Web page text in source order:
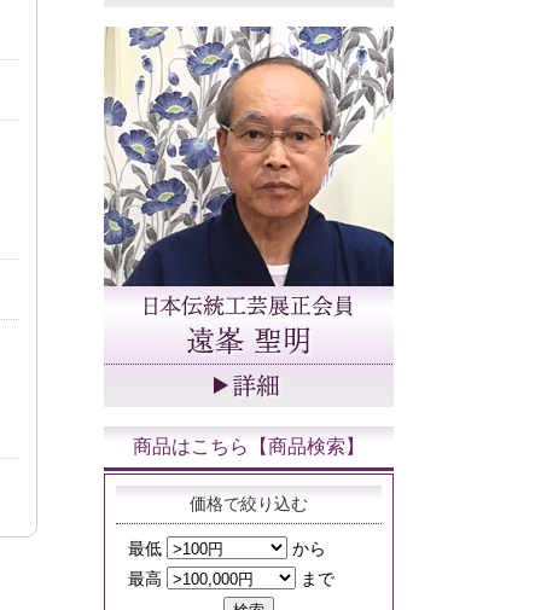
商品はこちら【商品検索】
価格で絞り込む